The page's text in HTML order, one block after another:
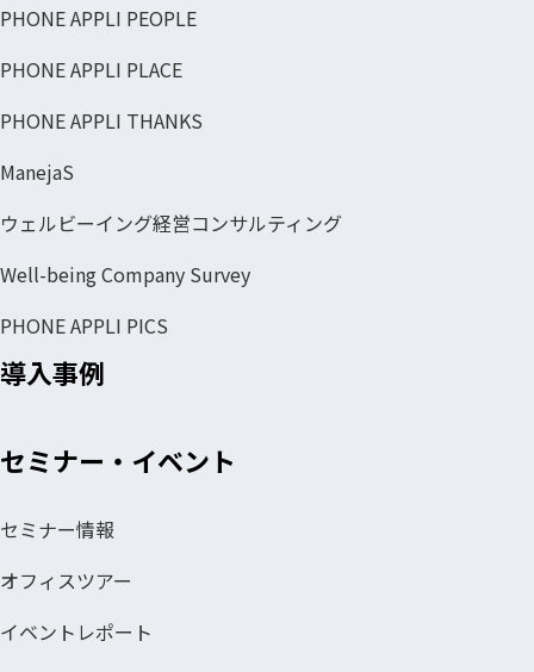
PHONE APPLI PEOPLE
PHONE APPLI PLACE
PHONE APPLI THANKS
ManejaS
ウェルビーイング経営コンサルティング
Well-being Company Survey
PHONE APPLI PICS
導入事例
セミナー・イベント
セミナー情報
オフィスツアー
イベントレポート